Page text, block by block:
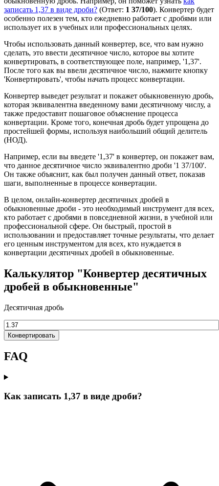
записать 1,37 в виде дроби? (Ответ: 1 37/100). Конвертер будет
особенно полезен тем, кто ежедневно работает с дробями или
использует их в учебных или профессиональных целях.
Чтобы использовать данный конвертер, все, что вам нужно
сделать, это ввести десятичное число, которое вы хотите
конвертировать, в соответствующее поле, например, '1,37'.
После того как вы ввели десятичное число, нажмите кнопку
'Конвертировать', чтобы начать процесс конвертации.
Конвертер выведет результат и покажет обыкновенную дробь,
которая эквивалентна введенному вами десятичному числу, а
также предоставит пошаговое объяснение процесса
конвертации. Кроме того, конечная дробь будет упрощена до
простейшей формы, используя наибольший общий делитель
(НОД).
Например, если вы введете '1,37' в конвертер, он покажет вам,
что данное десятичное число эквивалентно дроби '1 37/100'.
Он также объяснит, как был получен данный ответ, показав
шаги, выполненные в процессе конвертации.
В целом, онлайн-конвертер десятичных дробей в
обыкновенные дроби - это необходимый инструмент для всех,
кто работает с дробями в повседневной жизни, в учебной или
профессиональной сфере. Он быстрый, простой в
использовании и предоставляет точные результаты, что делает
его ценным инструментом для всех, кто нуждается в
конвертации десятичных дробей в обыкновенные.
Калькулятор "Конвертер десятичных
дробей в обыкновенные"
Десятичная дробь
Конвертировать
FAQ
Как записать 1,37 в виде дроби?